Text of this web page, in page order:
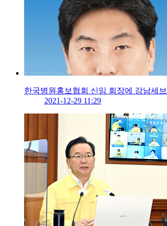
한국병원홍보협회 신임 회장에 강남세
2021-12-29 11:29